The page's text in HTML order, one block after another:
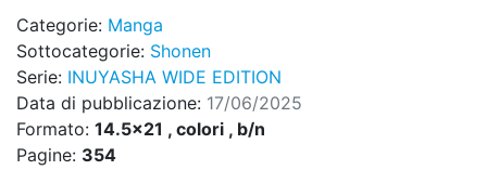
Categorie: Manga
Sottocategorie: Shonen
Serie: INUYASHA WIDE EDITION
Data di pubblicazione: 17/06/2025
Formato: 14.5x21 , colori , b/n
Pagine: 354